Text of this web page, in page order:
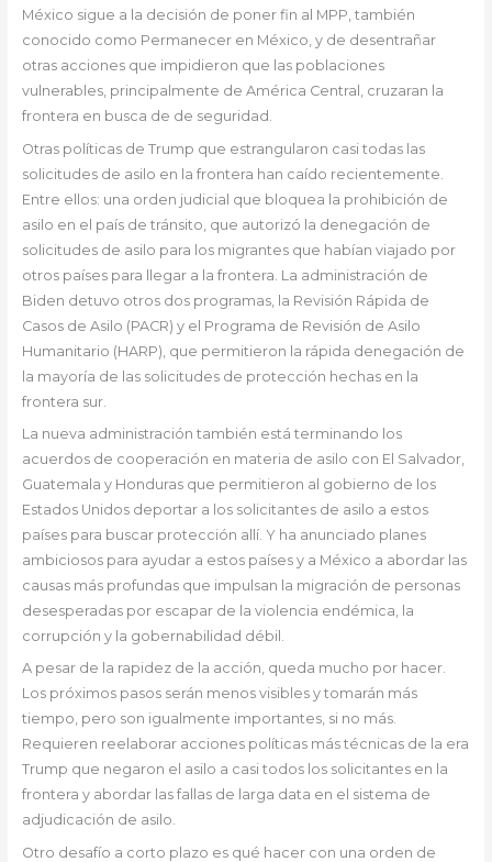
México sigue a la decisión de poner fin al MPP, también
conocido como Permanecer en México, y de desentrañar
otras acciones que impidieron que las poblaciones
vulnerables, principalmente de América Central, cruzaran la
frontera en busca de de seguridad.
Otras políticas de Trump que estrangularon casi todas las
solicitudes de asilo en la frontera han caído recientemente.
Entre ellos: una orden judicial que bloquea la prohibición de
asilo en el país de tránsito, que autorizó la denegación de
solicitudes de asilo para los migrantes que habían viajado por
otros países para llegar a la frontera. La administración de
Biden detuvo otros dos programas, la Revisión Rápida de
Casos de Asilo (PACR) y el Programa de Revisión de Asilo
Humanitario (HARP), que permitieron la rápida denegación de
la mayoría de las solicitudes de protección hechas en la
frontera sur.
La nueva administración también está terminando los
acuerdos de cooperación en materia de asilo con El Salvador,
Guatemala y Honduras que permitieron al gobierno de los
Estados Unidos deportar a los solicitantes de asilo a estos
países para buscar protección allí. Y ha anunciado planes
ambiciosos para ayudar a estos países y a México a abordar las
causas más profundas que impulsan la migración de personas
desesperadas por escapar de la violencia endémica, la
corrupción y la gobernabilidad débil.
A pesar de la rapidez de la acción, queda mucho por hacer.
Los próximos pasos serán menos visibles y tomarán más
tiempo, pero son igualmente importantes, si no más.
Requieren reelaborar acciones políticas más técnicas de la era
Trump que negaron el asilo a casi todos los solicitantes en la
frontera y abordar las fallas de larga data en el sistema de
adjudicación de asilo.
Otro desafío a corto plazo es qué hacer con una orden de